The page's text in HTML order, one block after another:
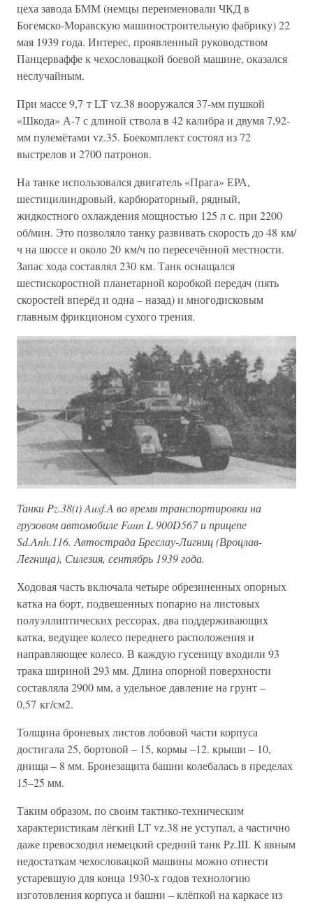
цеха завода БММ (немцы переименовали ЧКД в
Богемско-Моравскую машиностроительную фабрику) 22
мая 1939 года. Интерес, проявленный руководством
Панцерваффе к чехословацкой боевой машине, оказался
неслучайным.
При массе 9,7 т LT vz.38 вооружался 37-мм пушкой
«Шкода» А-7 с длиной ствола в 42 калибра и двумя 7,92-
мм пулемётами vz.35. Боекомплект состоял из 72
выстрелов и 2700 патронов.
На танке использовался двигатель «Прага» ЕРА,
шестицилиндровый, карбюраторный, рядный,
жидкостного охлаждения мощностью 125 л с. при 2200
об/мин. Это позволяло танку развивать скорость до 48 км/
ч на шоссе и около 20 км/ч по пересечённой местности.
Запас хода составлял 230 км. Танк оснащался
шестискоростной планетарной коробкой передач (пять
скоростей вперёд и одна – назад) и многодисковым
главным фрикционом сухого трения.
Танки Pz.38(t) Ausf.A во время транспортировки на
грузовом автомобиле Faun L 900D567 и прицепе
Sd.Anh.116. Автострада Бреслау-Лигниц (Вроцлав-
Легница), Силезия, сентябрь 1939 года.
Ходовая часть включала четыре обрезиненных опорных
катка на борт, подвешенных попарно на листовых
полуэллиптических рессорах, два поддерживающих
катка, ведущее колесо переднего расположения и
направляющее колесо. В каждую гусеницу входили 93
трака шириной 293 мм. Длина опорной поверхности
составляла 2900 мм, а удельное давление на грунт –
0,57 кг/см2.
Толщина броневых листов лобовой части корпуса
достигала 25, бортовой – 15, кормы –12. крыши – 10,
днища – 8 мм. Бронезащита башни колебалась в пределах
15–25 мм.
Таким образом, по своим тактико-техническим
характеристикам лёгкий LT vz.38 не уступал, а частично
даже превосходил немецкий средний танк Pz.III. К явным
недостаткам чехословацкой машины можно отнести
устаревшую для конца 1930-х годов технологию
изготовления корпуса и башни – клёпкой на каркасе из